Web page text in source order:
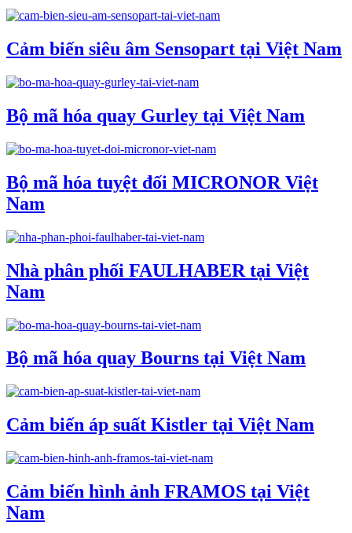
Cảm biến siêu âm Sensopart tại Việt Nam
Bộ mã hóa quay Gurley tại Việt Nam
Bộ mã hóa tuyệt đối MICRONOR Việt
Nam
Nhà phân phối FAULHABER tại Việt
Nam
Bộ mã hóa quay Bourns tại Việt Nam
Cảm biến áp suất Kistler tại Việt Nam
Cảm biến hình ảnh FRAMOS tại Việt
Nam